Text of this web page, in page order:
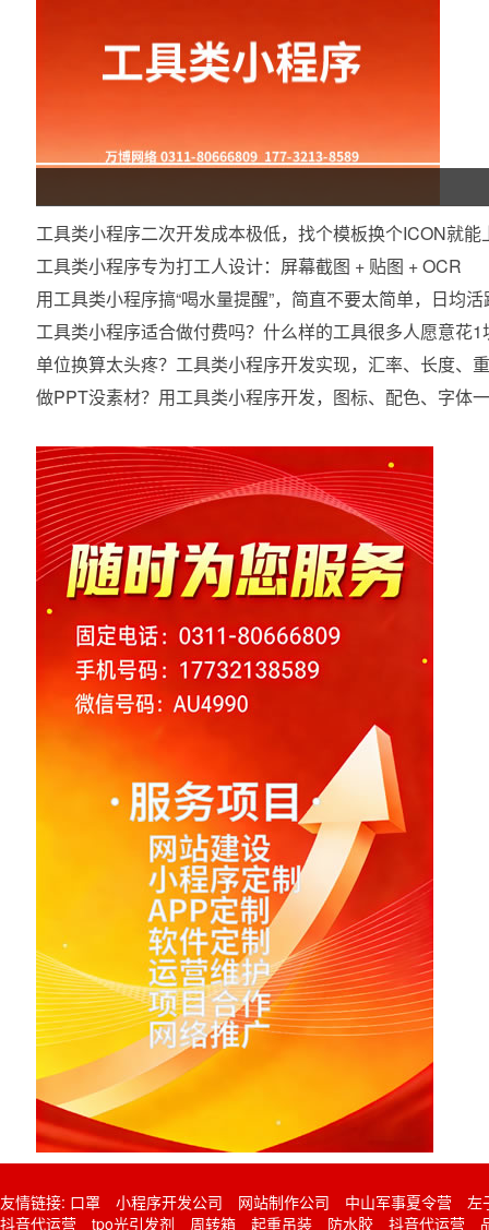
工具类小程序二次开发成本极低，找个模板换个ICON就能
工具类小程序专为打工人设计：屏幕截图 + 贴图 + OCR
用工具类小程序搞“喝水量提醒”，简直不要太简单，日均
工具类小程序适合做付费吗？什么样的工具很多人愿意花1
单位换算太头疼？工具类小程序开发实现，汇率、长度、
做PPT没素材？用工具类小程序开发，图标、配色、字体
友情链接: 口罩 小程序开发公司 网站制作公司 中山军事夏令营
左
抖音代运营
tpo光引发剂 周转箱 起重吊装 防水胶 抖音代运营